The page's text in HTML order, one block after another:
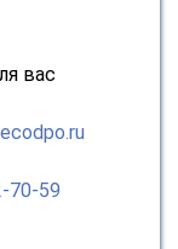
вас
70-59